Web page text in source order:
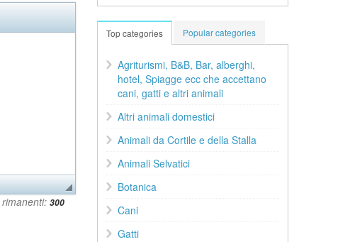
Top categories Popular categories
Agriturismi, B&B, Bar, alberghi,
hotel, Spiagge ecc che accettano
cani, gatti e altri animali
Altri animali domestici
Animali da Cortile e della Stalla
Animali Selvatici
Botanica
Cani
Gatti